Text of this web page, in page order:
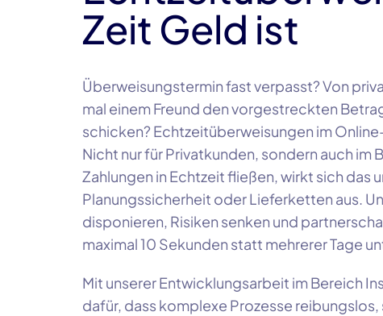
Zeit Geld ist
Überweisungstermin fast verpasst? Von
mal einem Freund den vorgestreckten
schicken? Echtzeitüberweisungen im
Nicht nur für Privatkunden, sondern auch im
Zahlungen in Echtzeit fließen, wirkt sich das
Planungssicherheit oder Lieferketten aus.
disponieren, Risiken senken und
maximal 10 Sekunden statt mehrerer Tage
Mit unserer Entwicklungsarbeit im Bereich
dafür, dass komplexe Prozesse